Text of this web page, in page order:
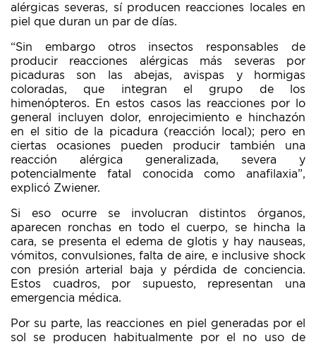
alérgicas severas, sí producen reacciones locales en
piel que duran un par de días.
“Sin embargo otros insectos responsables de
producir reacciones alérgicas más severas por
picaduras son las abejas, avispas y hormigas
coloradas, que integran el grupo de los
himenópteros. En estos casos las reacciones por lo
general incluyen dolor, enrojecimiento e hinchazón
en el sitio de la picadura (reacción local); pero en
ciertas ocasiones pueden producir también una
reacción alérgica generalizada, severa y
potencialmente fatal conocida como anafilaxia”,
explicó Zwiener.
Si eso ocurre se involucran distintos órganos,
aparecen ronchas en todo el cuerpo, se hincha la
cara, se presenta el edema de glotis y hay nauseas,
vómitos, convulsiones, falta de aire, e inclusive shock
con presión arterial baja y pérdida de conciencia.
Estos cuadros, por supuesto, representan una
emergencia médica.
Por su parte, las reacciones en piel generadas por el
sol se producen habitualmente por el no uso de